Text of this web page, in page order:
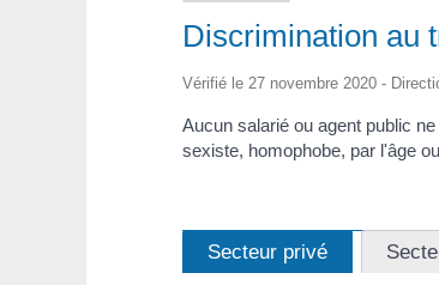
Discrimination au
Vérifié le 27 novembre 2020 -
Aucun salarié ou agent public
sexiste, homophobe, par l'âge
Secteur privé